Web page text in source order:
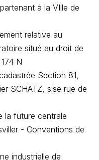
à la VIlle de
relative au
situé au droit de
N
Section 81,
SCHATZ, sise rue de
la future centrale
- Conventions de
industrielle de